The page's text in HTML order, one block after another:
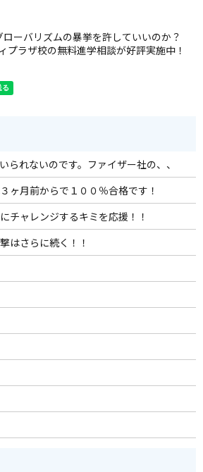
ーバリズムの暴挙を許していいのか？
プラザ校の無料進学相談が好評実施中！
られないのです。ファイザー社の、、
ヶ月前からで１００％合格です！
チャレンジするキミを応援！！
はさらに続く！！